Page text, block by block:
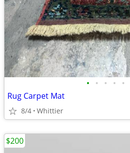
• • • • •
Rug Carpet Mat
8/4 Whittier
$200